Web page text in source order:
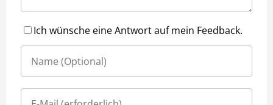
Ich wünsche eine Antwort auf mein Feedback.